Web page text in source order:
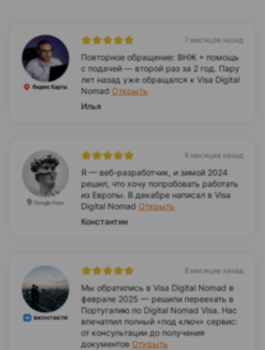
7 месяцев назад
Повторное обращение: ВНЖ + помощь
с подачей — второй раз за 2 год. Пару
лет назад уже обращался к Visa Digital
Nomad Открыть
Илья
8 месяцев назад
Я — веб-разработчик, и зимой 2024
решил, что хочу попробовать работать
из Европы. В декабре написал в Visa
Digital Nomad Открыть
Константин
8 месяцев назад
Мы обратились в Visa Digital Nomad в
феврале 2025 — решили переехать в
Португалию по Digital Nomad Visa. Нас
впечатлил полный «под ключ» сервис:
от консультации до получения
документов Открыть